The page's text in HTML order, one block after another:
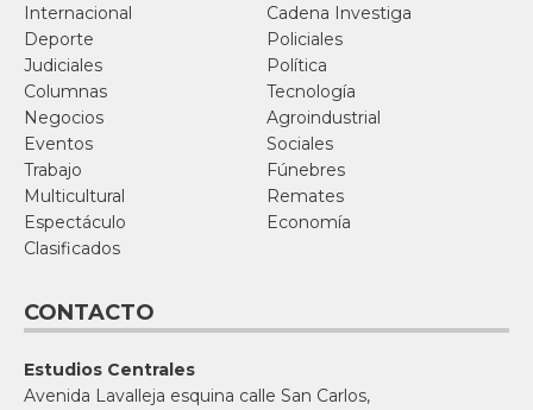
Internacional
Cadena Investiga
Deporte
Policiales
Judiciales
Política
Columnas
Tecnología
Negocios
Agroindustrial
Eventos
Sociales
Trabajo
Fúnebres
Multicultural
Remates
Espectáculo
Economía
Clasificados
CONTACTO
Estudios Centrales
Avenida Lavalleja esquina calle San Carlos,